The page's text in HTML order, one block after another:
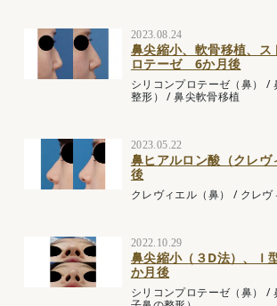
2023.08.24
鼻尖縮小、軟骨移植、
ロテーゼ 6か月後
シリコンプロテーゼ（鼻） /
整形） /鼻尖軟骨移植
2023.05.22
鼻ヒアルロン酸（クレ
後
クレヴィエル（鼻） / クレヴ
2022.10.29
鼻尖縮小（３D法）、Ｉ
か月後
シリコンプロテーゼ（鼻） /